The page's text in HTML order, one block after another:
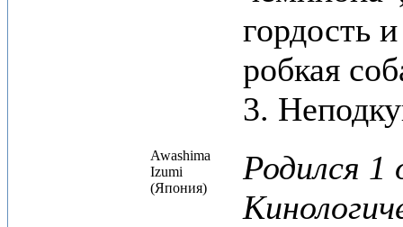
гордость
робкая
3.
Awashima
Izumi
(Япония)
Родился 1